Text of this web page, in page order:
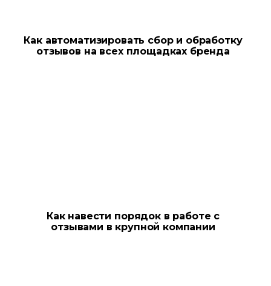
Как автоматизировать сбор и обработку
отзывов на всех площадках бренда
Как навести порядок в работе с
отзывами в крупной компании